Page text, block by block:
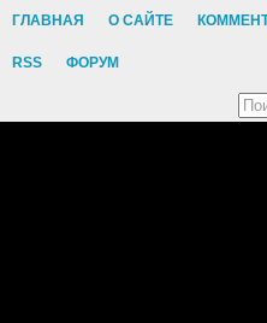
ГЛАВНАЯ О САЙТЕ
RSS ФОРУМ